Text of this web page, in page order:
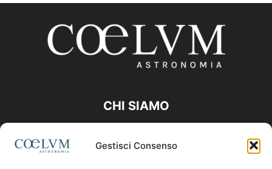
Gestisci Consenso
CHI SIAMO
Contattaci:coelumastro@coelum.com